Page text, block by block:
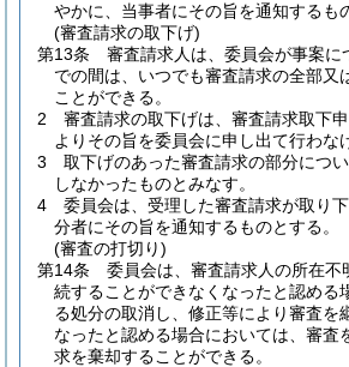
やかに、当事者にその旨を通知するも
(審査請求の取下げ)
第13条
審査請求人は、委員会が事案に
での間は、いつでも審査請求の全部又
ことができる。
2
審査請求の取下げは、審査請求取下
よりその旨を委員会に申し出て行わな
3
取下げのあった審査請求の部分につ
しなかったものとみなす。
4
委員会は、受理した審査請求が取り
分者にその旨を通知するものとする。
(審査の打切り)
第14条
委員会は、審査請求人の所在不
続することができなくなったと認める
る処分の取消し、修正等により審査を
なったと認める場合においては、審査
求を棄却することができる。